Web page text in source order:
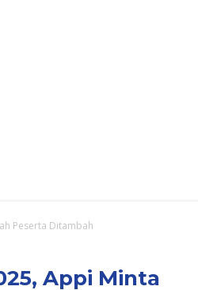
Peserta Ditambah
Appi Minta